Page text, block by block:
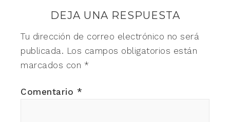
DEJA UNA RESPUESTA
Tu dirección de correo electrónico no será
publicada. Los campos obligatorios están
marcados con *
Comentario *